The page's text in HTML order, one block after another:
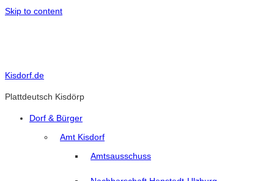
Skip to content
Kisdorf.de
Plattdeutsch Kisdörp
Dorf & Bürger
Amt Kisdorf
Amtsausschuss